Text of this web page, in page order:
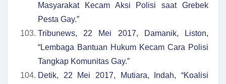
Masyarakat Kecam Aksi Polisi saat Grebek
Pesta Gay.”
Tribunews, 22 Mei 2017, Damanik, Liston,
“Lembaga Bantuan Hukum Kecam Cara Polisi
Tangkap Komunitas Gay.”
Detik, 22 Mei 2017, Mutiara, Indah, “Koalisi